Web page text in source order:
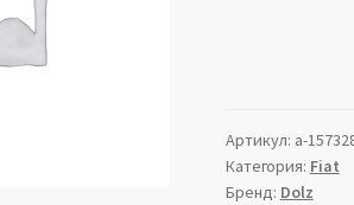
Артикул: a-
Категория: Fiat
Бренд: Dolz